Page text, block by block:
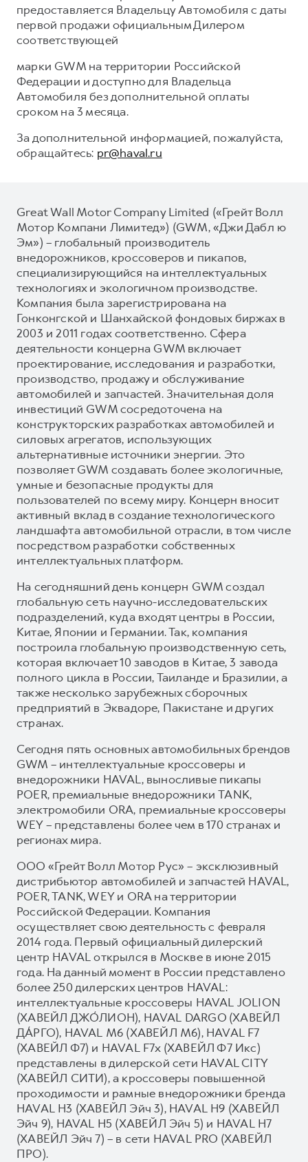
предоставляется Владельцу Автомобиля с даты
первой продажи официальным Дилером
соответствующей
марки GWM на территории Российской
Федерации и доступно для Владельца
Автомобиля без дополнительной оплаты
сроком на 3 месяца.
За дополнительной информацией, пожалуйста,
обращайтесь: pr@haval.ru
Great Wall Motor Company Limited («Грейт Волл
Мотор Компани Лимитед») (GWM, «Джи Дабл ю
Эм») – глобальный производитель
внедорожников, кроссоверов и пикапов,
специализирующийся на интеллектуальных
технологиях и экологичном производстве.
Компания была зарегистрирована на
Гонконгской и Шанхайской фондовых биржах в
2003 и 2011 годах соответственно. Сфера
деятельности концерна GWM включает
проектирование, исследования и разработки,
производство, продажу и обслуживание
автомобилей и запчастей. Значительная доля
инвестиций GWM сосредоточена на
конструкторских разработках автомобилей и
силовых агрегатов, использующих
альтернативные источники энергии. Это
позволяет GWM создавать более экологичные,
умные и безопасные продукты для
пользователей по всему миру. Концерн вносит
активный вклад в создание технологического
ландшафта автомобильной отрасли, в том числе
посредством разработки собственных
интеллектуальных платформ.
На сегодняшний день концерн GWM создал
глобальную сеть научно-исследовательских
подразделений, куда входят центры в России,
Китае, Японии и Германии. Так, компания
построила глобальную производственную сеть,
которая включает 10 заводов в Китае, 3 завода
полного цикла в России, Таиланде и Бразилии, а
также несколько зарубежных сборочных
предприятий в Эквадоре, Пакистане и других
странах.
Сегодня пять основных автомобильных брендов
GWM – интеллектуальные кроссоверы и
внедорожники HAVAL, выносливые пикапы
POER, премиальные внедорожники TANK,
электромобили ORA, премиальные кроссоверы
WEY – представлены более чем в 170 странах и
регионах мира.
ООО «Грейт Волл Мотор Рус» – эксклюзивный
дистрибьютор автомобилей и запчастей HAVAL,
POER, TANK, WEY и ORA на территории
Российской Федерации. Компания
осуществляет свою деятельность с февраля
2014 года. Первый официальный дилерский
центр HAVAL открылся в Москве в июне 2015
года. На данный момент в России представлено
более 250 дилерских центров HAVAL:
интеллектуальные кроссоверы HAVAL JOLION
(ХАВЕЙЛ ДЖО́ЛИОН), HAVAL DARGO (ХАВЕЙЛ
ДА́РГО), HAVAL М6 (ХАВЕЙЛ M6), HAVAL F7
(ХАВЕЙЛ Ф7) и HAVAL F7x (ХАВЕЙЛ Ф7 Икс)
представлены в дилерской сети HAVAL CITY
(ХАВЕЙЛ СИТИ), а кроссоверы повышенной
проходимости и рамные внедорожники бренда
HAVAL H3 (ХАВЕЙЛ Эйч 3), HAVAL H9 (ХАВЕЙЛ
Эйч 9), HAVAL H5 (ХАВЕЙЛ Эйч 5) и HAVAL H7
(ХАВЕЙЛ Эйч 7) – в сети HAVAL PRO (ХАВЕЙЛ
ПРО).